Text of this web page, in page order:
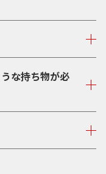
な持ち物が必